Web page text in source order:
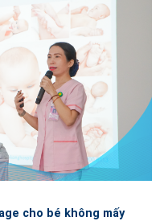
cho bé không mấy